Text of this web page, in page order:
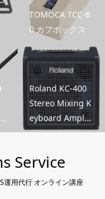
TOMOCA TCC-6
0 カフボックス
Roland KC-400
Stereo Mixing K
eyboard Ampl...
Service
運用代行 オンライン講座